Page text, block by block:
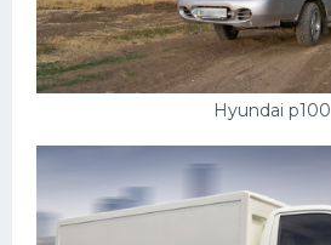
Hyundai р100
УАЗ
Кадиллак
Феррари
Поезда
Мотоциклы